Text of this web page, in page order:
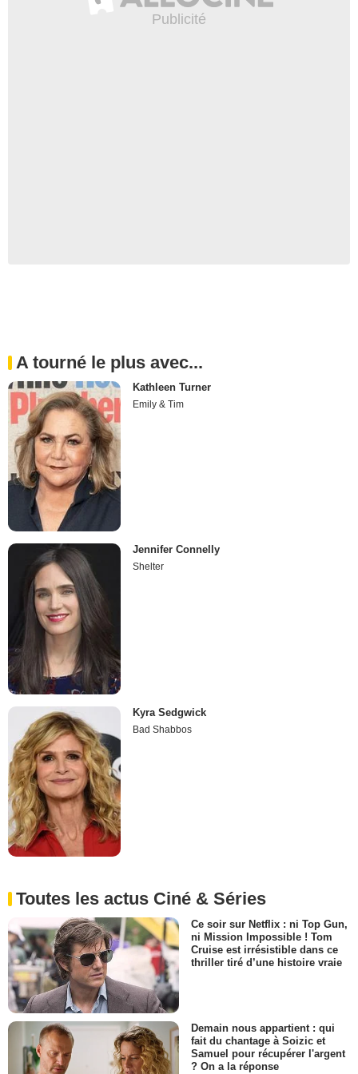
A tourné le plus avec...
Kathleen Turner
Emily & Tim
Jennifer Connelly
Shelter
Kyra Sedgwick
Bad Shabbos
Toutes les actus Ciné & Séries
Ce soir sur Netflix : ni Top Gun,
ni Mission Impossible ! Tom
Cruise est irrésistible dans ce
thriller tiré d’une histoire vraie
Demain nous appartient : qui
fait du chantage à Soizic et
Samuel pour récupérer l'argent
? On a la réponse